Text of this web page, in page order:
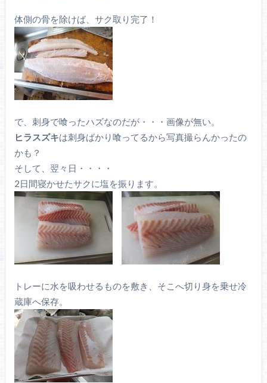
体側の骨を除けば、サク取り完了！
で、刺身で喰ったハズなのだが・・・画像が無い。
ヒラスズキは刺身ばかり喰ってるから写真撮らんかったの
かも？
そして、翌々日・・・・
2日間寝かせたサクに塩を振ります。
トレーに水を吸わせるものを敷き、そこへ切り身を乗せ冷
蔵庫へ保存。